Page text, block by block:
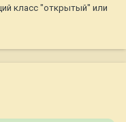
класс "открытый" или